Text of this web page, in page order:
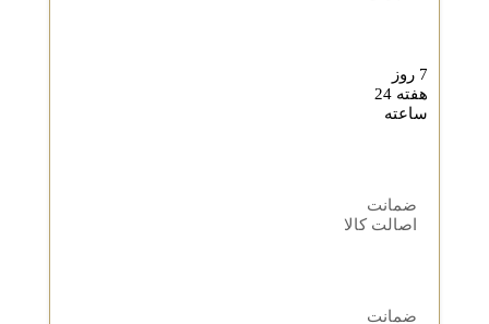
هفته 24
ساعته
ضمانت
اصالت کالا
ضمانت